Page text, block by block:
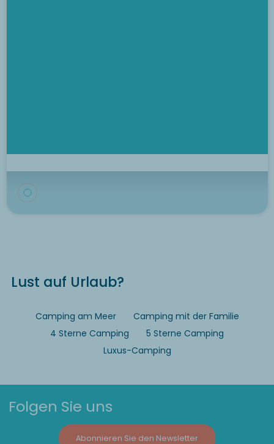
Lust auf Urlaub?
Camping am Meer
Camping mit der Familie
4 Sterne Camping
5 Sterne Camping
Luxus-Camping
Folgen Sie uns
Abonnieren Sie den Newsletter